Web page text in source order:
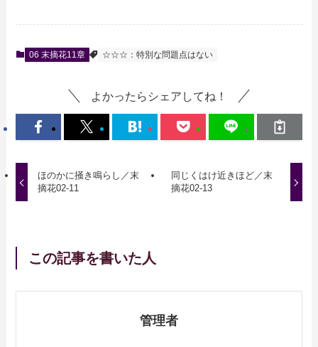
06 末摘花11章 ☆☆☆：特別な問題点はない
よかったらシェアしてね！
ほのかに掻き鳴らし／末
摘花02-11
同じくはけ近きほど／末
摘花02-13
この記事を書いた人
管理者